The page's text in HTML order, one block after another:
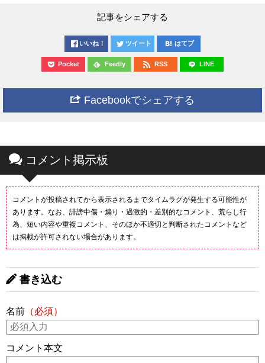
記事をシェアする
いいね！ ツイート はてブ
Pocket Feedly RSS LINE
Facebookでシェアする
コメント掲示板
コメントが投稿されてから表示されるまでタイムラグが発生する可能性が
あります。なお、誹謗中傷・煽り・過激的・差別的なコメント、荒らし行
為、短い内容や重複コメント、そのほか不適切と判断されたコメントなど
は掲載が許可されない場合があります。
書き込む
名前 （必須）
コメント本文